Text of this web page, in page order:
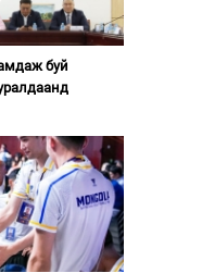
буй